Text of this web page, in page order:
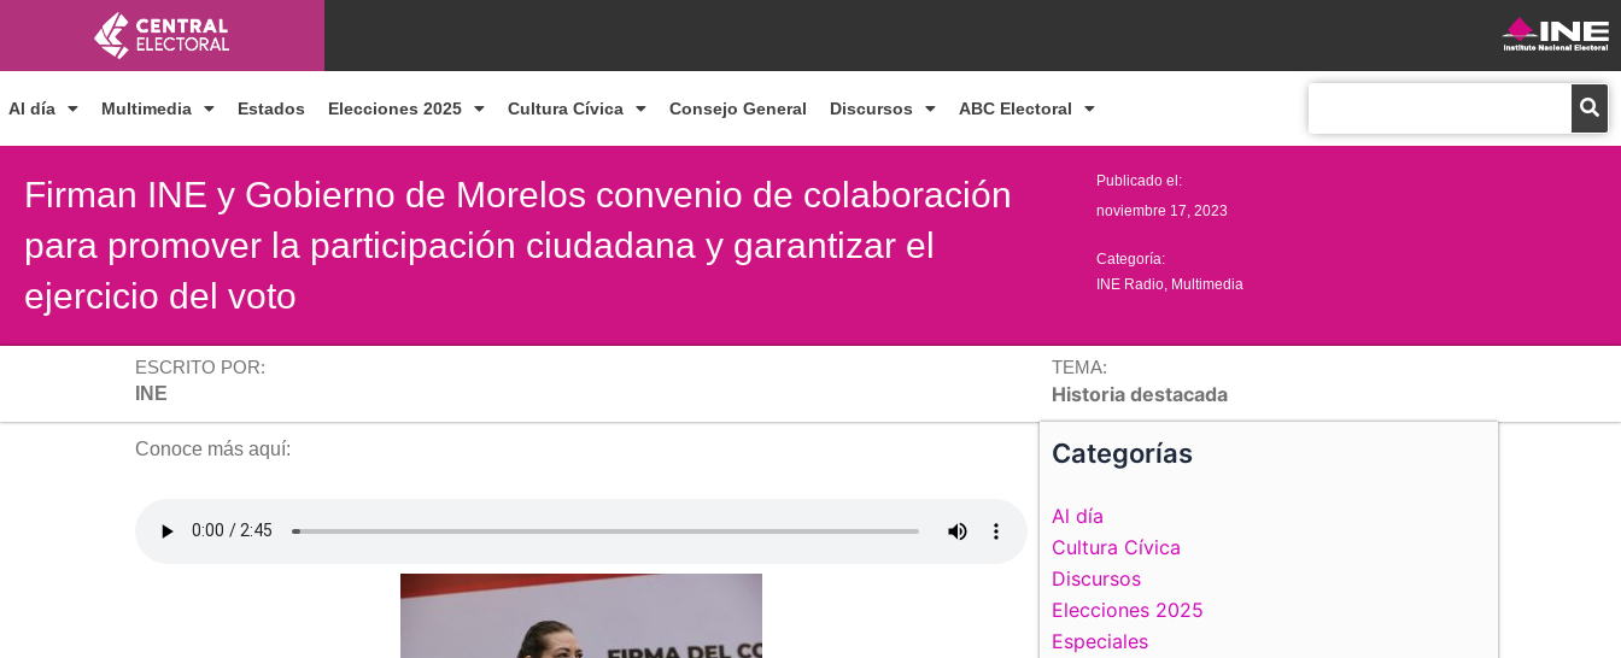
contenido
Al día Multimedia Estados Elecciones 2025 Cultura Cívica Consejo General Discursos ABC Electoral
Firman INE y Gobierno de Morelos convenio de colaboración
para promover la participación ciudadana y garantizar el
ejercicio del voto
Publicado el:
noviembre 17, 2023
Categoría:
INE Radio Multimedia
ESCRITO POR:
INE
TEMA:
Historia destacada
Conoce más aquí: Categorías
Al día
Cultura Cívica
Discursos
Elecciones 2025
Especiales